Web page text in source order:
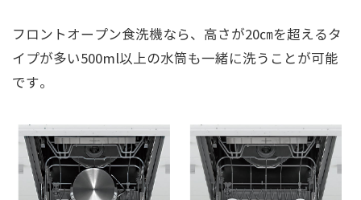
フロントオープン食洗機なら、高さが20㎝を超えるタ
イプが多い500ml以上の水筒も一緒に洗うことが可能
です。